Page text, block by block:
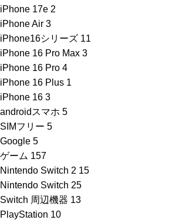
iPhone 17e 2
iPhone Air 3
iPhone16シリーズ 11
iPhone 16 Pro Max 3
iPhone 16 Pro 4
iPhone 16 Plus 1
iPhone 16 3
androidスマホ 5
SIMフリー 5
Google 5
ゲーム 157
Nintendo Switch 2 15
Nintendo Switch 25
Switch 周辺機器 13
PlayStation 10